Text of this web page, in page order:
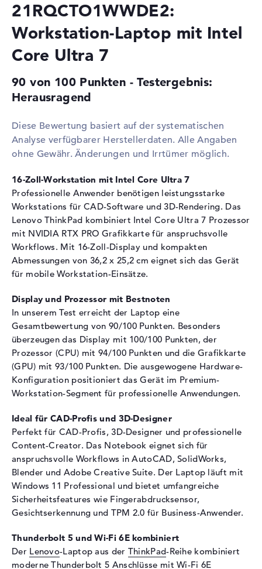
Blackwell
Videospeicher
Intel Xe 4C-iGPU 1,85 GHz
RAM
1. Steckplatz
32 GB
2. Steckplatz
4. Steckplatz
Frei
Installiert
32 GB
Festplatte
Festplatte
1 TB SSD
Schnittstelle
PCIe
Optische Speicher
Laufwerks-Typ
ohne Laufwerk
Display-Typ
16" TFT
Max. Auflösung
3840 x 2400
Auflösungstyp
WQUXGA
Bildwiederholrate
60 Hz
Besonderheiten
Display, entspiegelt, LED-
Hintergrundbeleuchtung, IPS
Panel, HDR, Dolby Vision,
Blue Light
Kartenleser
Unterstützte Flash-
Speicherkarten
SD Express
Audio
Soundkarte
Cirrus Logic CS42L43
Webcam
Sensorauflösung
5 MP
21RQCTO1WWDE2:
Workstation-Laptop mit Intel
Core Ultra 7
90 von 100 Punkten - Testergebnis:
Herausragend
Diese Bewertung basiert auf der systematischen
Analyse verfügbarer Herstellerdaten. Alle Angaben
ohne Gewähr. Änderungen und Irrtümer möglich.
16-Zoll-Workstation mit Intel Core Ultra 7
Professionelle Anwender benötigen leistungsstarke
Workstations für CAD-Software und 3D-Rendering. Das
Lenovo ThinkPad kombiniert Intel Core Ultra 7 Prozessor
mit NVIDIA RTX PRO Grafikkarte für anspruchsvolle
Workflows. Mit 16-Zoll-Display und kompakten
Abmessungen von 36,2 x 25,2 cm eignet sich das Gerät
für mobile Workstation-Einsätze.
Display und Prozessor mit Bestnoten
In unserem Test erreicht der Laptop eine
Gesamtbewertung von 90/100 Punkten. Besonders
überzeugen das Display mit 100/100 Punkten, der
Prozessor (CPU) mit 94/100 Punkten und die Grafikkarte
(GPU) mit 93/100 Punkten. Die ausgewogene Hardware-
Konfiguration positioniert das Gerät im Premium-
Workstation-Segment für professionelle Anwendungen.
Ideal für CAD-Profis und 3D-Designer
Perfekt für CAD-Profis, 3D-Designer und professionelle
Content-Creator. Das Notebook eignet sich für
anspruchsvolle Workflows in AutoCAD, SolidWorks,
Blender und Adobe Creative Suite. Der Laptop läuft mit
Windows 11 Professional und bietet umfangreiche
Sicherheitsfeatures wie Fingerabdrucksensor,
Gesichtserkennung und TPM 2.0 für Business-Anwender.
Thunderbolt 5 und Wi-Fi 6E kombiniert
Der Lenovo-Laptop aus der ThinkPad-Reihe kombiniert
moderne Thunderbolt 5 Anschlüsse mit Wi-Fi 6E